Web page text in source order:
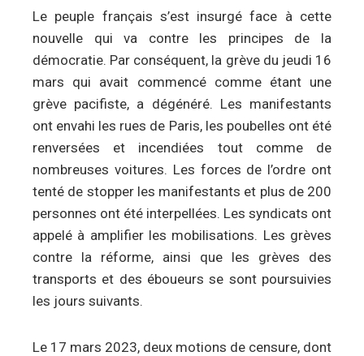
Le peuple français s’est insurgé face à cette
nouvelle qui va contre les principes de la
démocratie. Par conséquent, la grève du jeudi 16
mars qui avait commencé comme étant une
grève pacifiste, a dégénéré. Les manifestants
ont envahi les rues de Paris, les poubelles ont été
renversées et incendiées tout comme de
nombreuses voitures. Les forces de l’ordre ont
tenté de stopper les manifestants et plus de 200
personnes ont été interpellées. Les syndicats ont
appelé à amplifier les mobilisations. Les grèves
contre la réforme, ainsi que les grèves des
transports et des éboueurs se sont poursuivies
les jours suivants.
Le 17 mars 2023, deux motions de censure, dont